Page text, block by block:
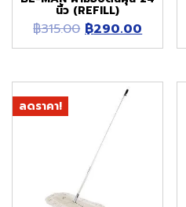
นิ้ว (REFILL)
฿315.00 Original
price
฿315.00.
฿290.00
price
฿
ลดราคา!